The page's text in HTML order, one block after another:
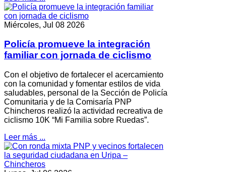
Miércoles, Jul 08 2026
Policía promueve la integración
familiar con jornada de ciclismo
Con el objetivo de fortalecer el acercamiento
con la comunidad y fomentar estilos de vida
saludables, personal de la Sección de Policía
Comunitaria y de la Comisaría PNP
Chincheros realizó la actividad recreativa de
ciclismo 10K “Mi Familia sobre Ruedas”.
Leer más ...